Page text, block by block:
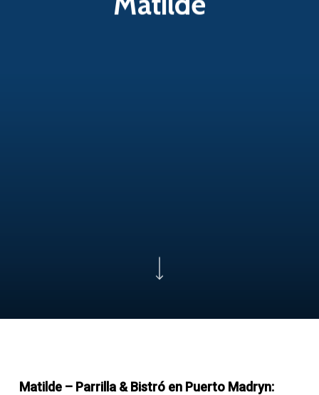
Matilde – Parrilla & Bistró en Puerto Madryn: